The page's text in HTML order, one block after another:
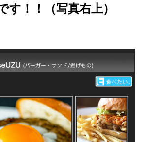
す！！（写真右上）